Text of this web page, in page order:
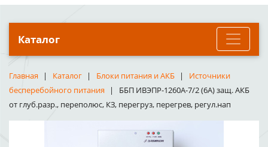
Каталог
Главная Каталог Блоки питания и АКБ
Источники
бесперебойного питания
ББП ИВЭПР-1260А-7/2 (6А) защ. АКБ
от глуб.разр., переполюс, КЗ, перегруз, перегрев, регул.нап